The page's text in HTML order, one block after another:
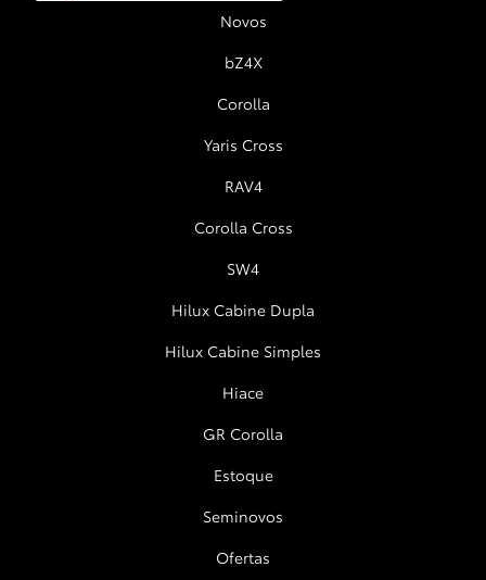
Novos
bZ4X
Corolla
Yaris Cross
RAV4
Corolla Cross
SW4
Hilux Cabine Dupla
Hilux Cabine Simples
Hiace
GR Corolla
Estoque
Seminovos
Ofertas